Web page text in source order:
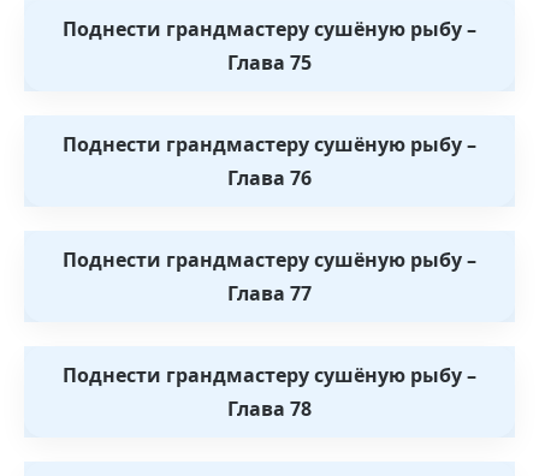
Поднести грандмастеру сушёную рыбу –
Глава 75
Поднести грандмастеру сушёную рыбу –
Глава 76
Поднести грандмастеру сушёную рыбу –
Глава 77
Поднести грандмастеру сушёную рыбу –
Глава 78